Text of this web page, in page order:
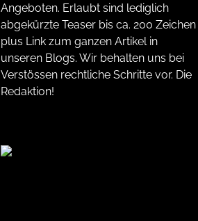
Angeboten. Erlaubt sind lediglich
abgekürzte Teaser bis ca. 200 Zeichen
plus Link zum ganzen Artikel in
unseren Blogs. Wir behalten uns bei
Verstössen rechtliche Schritte vor. Die
Redaktion!